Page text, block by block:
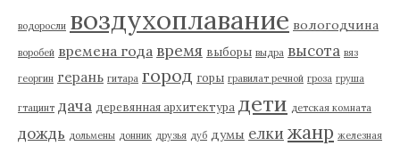
водоросли воздухоплавание вологодчина
воробей времена года время выборы выдра высота вяз
георгин герань гитара город горы гравилат речной гроза груша
гтацинт дача деревянная архитектура дети детская комната
дождь дольмены донник друзья дуб думы елки жанр железная